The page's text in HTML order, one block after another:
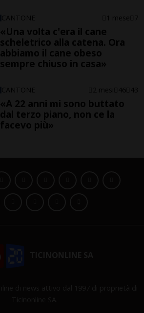
CANTONE 1 mese 7
«Una volta c'era il cane
scheletrico alla catena. Ora
abbiamo il cane obeso
sempre chiuso in casa»
CANTONE 2 mesi 46 43
«A 22 anni mi sono buttato
dal terzo piano, non ce la
facevo più»